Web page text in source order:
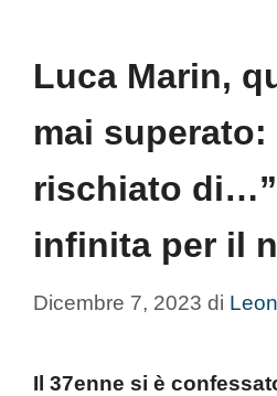
Luca Marin,
mai superato:
rischiato
infinita per il
Dicembre 7, 2023 di
Il 37enne si è